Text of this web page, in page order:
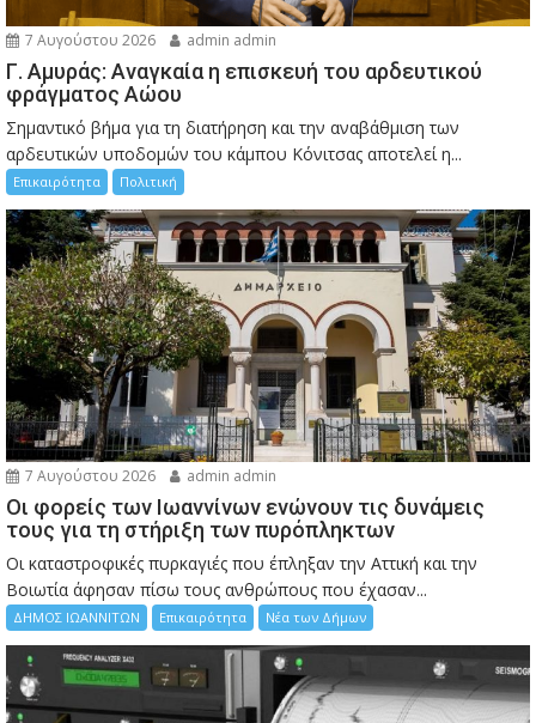
7 Αυγούστου 2026 admin admin
Γ. Αμυράς: Αναγκαία η επισκευή του αρδευτικού
φράγματος Αώου
Σημαντικό βήμα για τη διατήρηση και την αναβάθμιση των
αρδευτικών υποδομών του κάμπου Κόνιτσας αποτελεί η...
Επικαιρότητα Πολιτική
7 Αυγούστου 2026 admin admin
Οι φορείς των Ιωαννίνων ενώνουν τις δυνάμεις
τους για τη στήριξη των πυρόπληκτων
Οι καταστροφικές πυρκαγιές που έπληξαν την Αττική και την
Bοιωτία άφησαν πίσω τους ανθρώπους που έχασαν...
ΔΗΜΟΣ ΙΩΑΝΝΙΤΩΝ Επικαιρότητα Νέα των Δήμων